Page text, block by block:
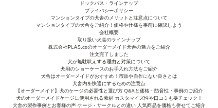
ドックバス・ラインナップ
プライバシーポリシー
マンションタイプの犬舎のメリットと注意点について
マンションタイプの犬舎をご紹介！価格や仕様を事前に確認しよう
会社概要
取り扱い犬舎のラインナップ
株式会社PLAS.coのオーダーメイド犬舎の魅力をご紹介
注文完了しました
犬が無駄吠えする理由と対策について
犬用のショーケースのお手入れ方法をご紹介
犬舎はオーダーメイドがおすすめ！市販や自作にない良さとは
犬舎内を快適にするための注意点
【オーダーメイド】犬のケージの必要性と選び方 Q&Aと価格・防音性・事例のご紹介
犬のオーダーメイドケージに使用される素材 カスタマイズ性や口コミも要チェック！
犬舎の製作事例とお客様の声 ケージ・サークルとの違い 人気商品を価格も併せてご紹介